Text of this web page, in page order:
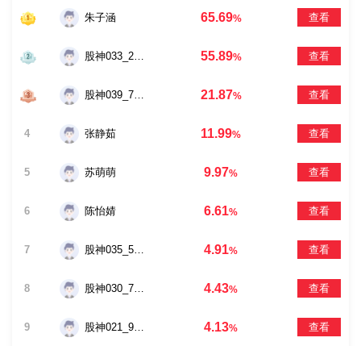
朱子涵 65.69% 查看
股神033_2183 55.89% 查看
股神039_7185 21.87% 查看
4 张静茹 11.99% 查看
5 苏萌萌 9.97% 查看
6 陈怡婧 6.61% 查看
7 股神035_5961 4.91% 查看
8 股神030_7123 4.43% 查看
9 股神021_9013 4.13% 查看